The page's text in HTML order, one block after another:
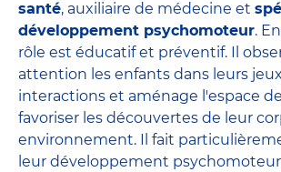
santé, auxiliaire de médecine et
développement psychomoteur.
rôle est éducatif et préventif. Il
attention les enfants dans leurs
interactions et aménage l'espace
favoriser les découvertes de leur
environnement. Il fait
leur développement